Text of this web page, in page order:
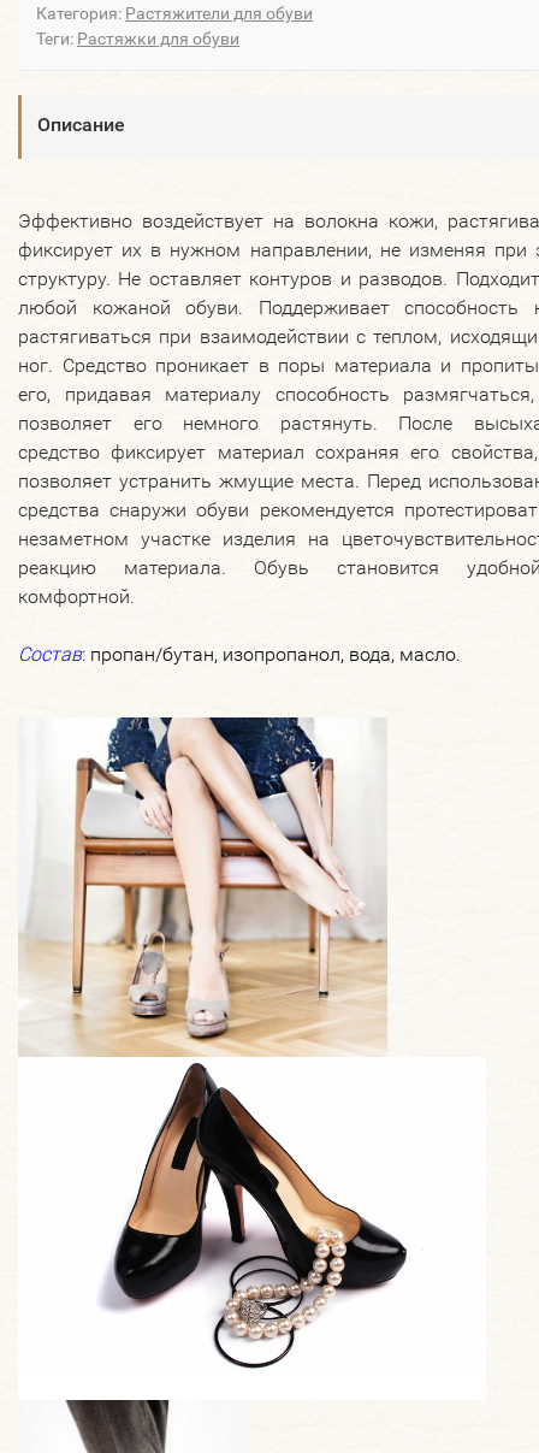
Категория: Растяжители для обуви
Теги: Растяжки для обуви
Описание
Эффективно воздействует на волокна кожи,
фиксирует их в нужном направлении, не изменяя при
структуру. Не оставляет контуров и разводов.
любой кожаной обуви. Поддерживает способность
растягиваться при взаимодействии с теплом,
ног. Средство проникает в поры материала и
его, придавая материалу способность
позволяет его немного растянуть. После
средство фиксирует материал сохраняя его
позволяет устранить жмущие места. Перед
средства снаружи обуви рекомендуется
незаметном участке изделия на
реакцию материала. Обувь становится
комфортной.
Состав: пропан/бутан, изопропанол, вода, масло.